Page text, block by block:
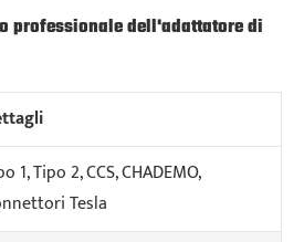
professionale dell'adattatore di
1, Tipo 2, CCS, CHADEMO,
Tesla